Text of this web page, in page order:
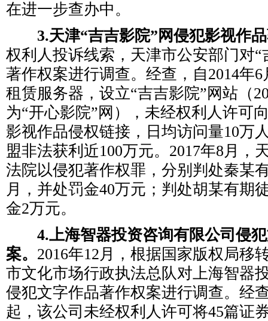
在进一步查办中。
3.天津“吉吉影院”网侵犯影视作品
权利人投诉线索，天津市公安部门对“
著作权案进行调查。经查，自2014年
租赁服务器，设立“吉吉影院”网站（
为“开心影院”网），未经权利人许可
影视作品侵权链接，日均访问量10万
盟非法获利近100万元。2017年8月，
法院以侵犯著作权罪，分别判处秦某
月，并处罚金40万元；判处胡某有期
金2万元。
4.上海智器投资咨询有限公司侵犯
案。 2016年12月，根据国家版权局移
市文化市场行政执法总队对上海智器
侵犯文字作品著作权案进行调查。经
起，该公司未经权利人许可将45篇证